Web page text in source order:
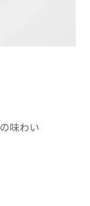
味わい